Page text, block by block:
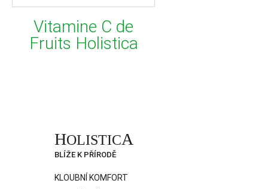
Vitamine C de
Fruits Holistica
HOLISTICA
BLÍŽE K PŘÍRODĚ
KLOUBNÍ KOMFORT